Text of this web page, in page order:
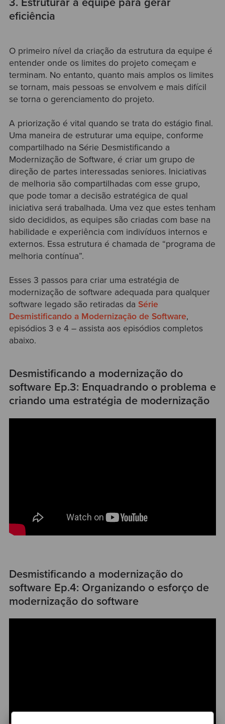
eficiência
O primeiro nível da criação da estrutura da equipe é
entender onde os limites do projeto começam e
terminam. No entanto, quanto mais amplos os limites
se tornam, mais pessoas se envolvem e mais difícil
se torna o gerenciamento do projeto.
A priorização é vital quando se trata do estágio final.
Uma maneira de estruturar uma equipe, conforme
compartilhado na Série Desmistificando a
Modernização de Software, é criar um grupo de
direção de partes interessadas seniores. Iniciativas
de melhoria são compartilhadas com esse grupo,
que pode tomar a decisão estratégica de qual
iniciativa será trabalhada. Uma vez que estes tenham
sido decididos, as equipes são criadas com base na
habilidade e experiência com indivíduos internos e
externos. Essa estrutura é chamada de “programa de
melhoria contínua”.
Esses 3 passos para criar uma estratégia de
modernização de software adequada para qualquer
software legado são retiradas da Série
Desmistificando a Modernização de Software,
episódios 3 e 4 – assista aos episódios completos
abaixo.
Desmistificando a modernização do
software Ep.3: Enquadrando o problema e
criando uma estratégia de modernização
Desmistificando a modernização do
software Ep.4: Organizando o esforço de
modernização do software